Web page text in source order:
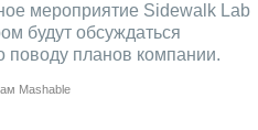
мероприятие Sidewalk Lab
будут обсуждаться
поводу планов компании.
Mashable